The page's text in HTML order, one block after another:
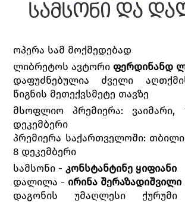
სამსონი და
ოპერა სამ მოქმედებად
ლიბრეტოს ავტორიფერდინანდ
დაფუძნებულია ძველი
წიგნის მეთექვსმეტე თავზე
მსოფლიო პრემიერა: ვაიმარი,
დეკემბერი
პრემიერა საქართველოში:
8 დეკემბერი
სამსონი -კონსტანტინე ყიფიანი
დალილა - ირინა შერაზადიშვილი
დაგონის უმაღლესი